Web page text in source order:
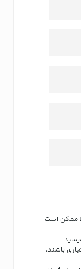
ممکن است
باشند،